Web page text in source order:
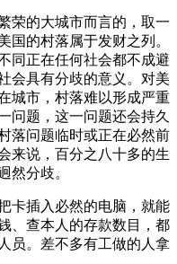
的大城市而言的，取一
国的村落属于发财之列。
同正在任何社会都不成避
会具有分歧的意义。对美
城市，村落难以形成严重
问题，这一问题还会持久
落问题临时或正在必然前
来说，百分之八十多的生
然分歧。
插入必然的电脑，就能
、查本人的存款数目，都
员。差不多有工做的人拿